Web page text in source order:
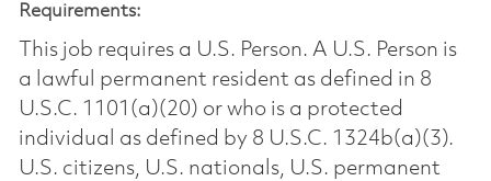
Requirements:
This job requires a U.S. Person. A U.S. Person is
a lawful permanent resident as defined in 8
U.S.C. 1101(a)(20) or who is a protected
individual as defined by 8 U.S.C. 1324b(a)(3).
U.S. citizens, U.S. nationals, U.S. permanent